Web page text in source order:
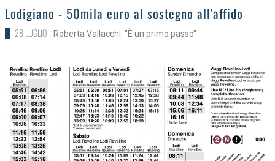
>Lodigiano - 50mila euro al sostegno all'affido
28 LUGLIO Roberta Vallacchi: "È un primo passo"